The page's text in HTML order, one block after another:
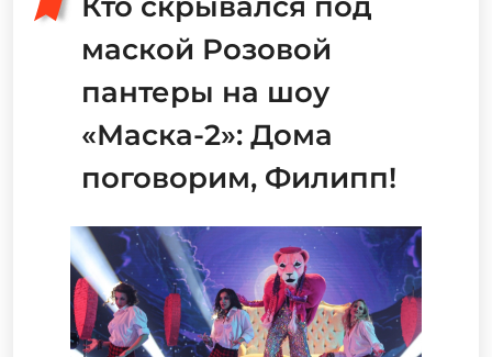
маской Розовой
пантеры на шоу
«Маска-2»: Дома
поговорим, Филипп!